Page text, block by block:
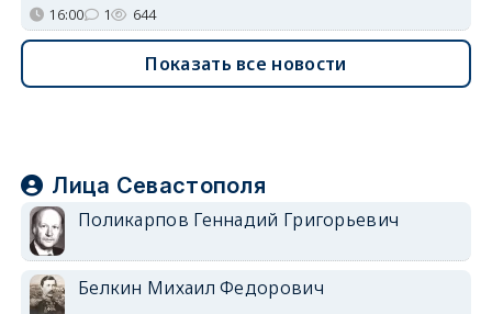
16:00 1 644
Показать все новости
Лица Севастополя
Поликарпов Геннадий Григорьевич
Белкин Михаил Федорович